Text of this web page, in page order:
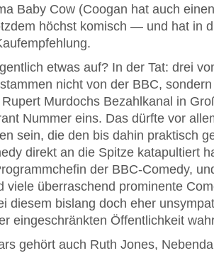
Baby Cow (Coogan hat auch
höchst komisch — und hat in
etwas auf? In der Tat: drei
nicht von der BBC,
Murdochs Bezahlkanal in
Nummer eins. Das dürfte vor
sein, die den bis dahin praktisch
direkt an die Spitze katapultiert
der BBC-Comedy,
viele überraschend prominente
diesem bislang doch eher
eingeschränkten Öffentlichkeit
gehört auch Ruth Jones,